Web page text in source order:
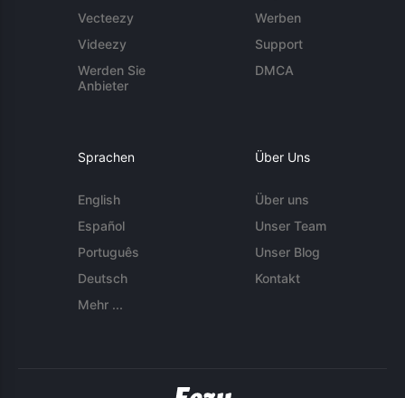
Vecteezy
Videezy
Werden Sie
Anbieter
Werben
Support
DMCA
Sprachen
English
Español
Português
Deutsch
Mehr ...
Über Uns
Über uns
Unser Team
Unser Blog
Kontakt